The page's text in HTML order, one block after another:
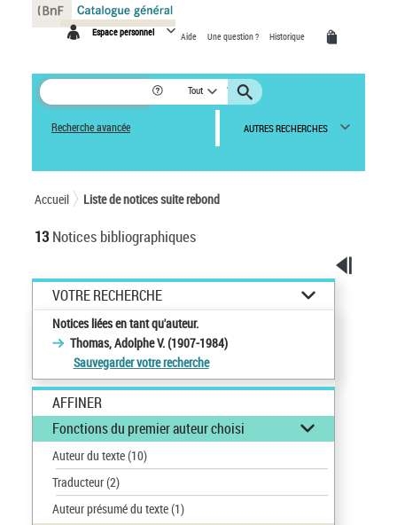
Espace personnel Aide Une question ? Historique
Tout
Recherche avancée AUTRES RECHERCHES
Accueil Liste de notices suite rebond
13 Notices bibliographiques
VOTRE RECHERCHE
Notices liées en tant qu'auteur.
Thomas, Adolphe V. (1907-1984)
Sauvegarder votre recherche
AFFINER
Fonctions du premier auteur choisi
Auteur du texte(10)
Traducteur(2)
Auteur présumé du texte(1)
Panneau de gestion des cookies